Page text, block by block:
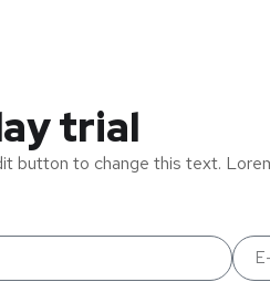
trial
button to change this text.